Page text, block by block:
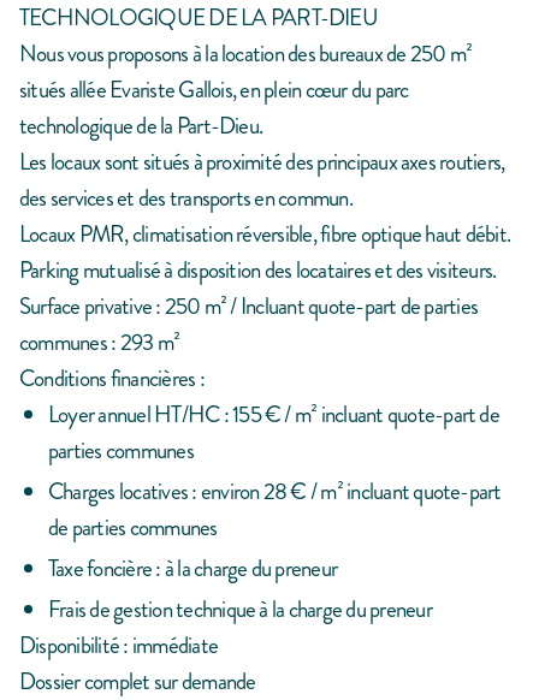
TECHNOLOGIQUE DE LA PART-DIEU
Nous vous proposons à la location des bureaux de 250 m²
situés allée Evariste Gallois, en plein cœur du parc
technologique de la Part-Dieu.
Les locaux sont situés à proximité des principaux axes routiers,
des services et des transports en commun.
Locaux PMR, climatisation réversible, fibre optique haut débit.
Parking mutualisé à disposition des locataires et des visiteurs.
Surface privative : 250 m² / Incluant quote-part de parties
communes : 293 m²
Conditions financières :
Loyer annuel HT/HC : 155 € / m² incluant quote-part de
parties communes
Charges locatives : environ 28 € / m² incluant quote-part
de parties communes
Taxe foncière : à la charge du preneur
Frais de gestion technique à la charge du preneur
Disponibilité : immédiate
Dossier complet sur demande